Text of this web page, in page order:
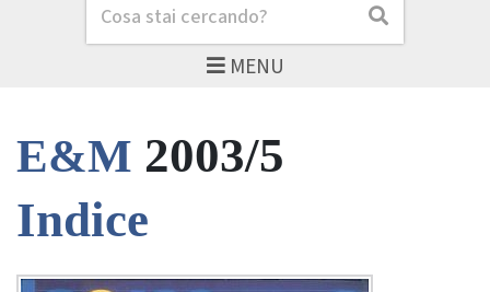
MENU
Cerca Cerca
E&M 2003/5
Indice